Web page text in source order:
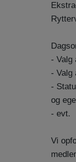
- Valg
- Valg
-
og
- evt.
Vi